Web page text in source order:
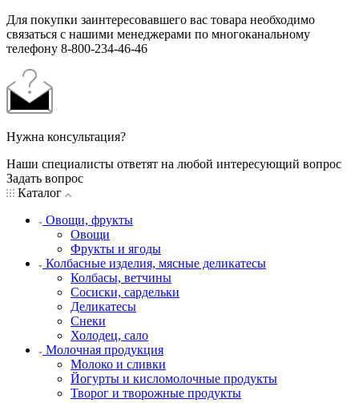
Для покупки заинтересовавшего вас товара необходимо
связаться с нашими менеджерами по многоканальному
телефону 8-800-234-46-46
Нужна консультация?
Наши специалисты ответят на любой интересующий вопрос
Задать вопрос
Каталог
Овощи, фрукты
Овощи
Фрукты и ягоды
Колбасные изделия, мясные деликатесы
Колбасы, ветчины
Сосиски, сардельки
Деликатесы
Снеки
Холодец, сало
Молочная продукция
Молоко и сливки
Йогурты и кисломолочные продукты
Творог и творожные продукты